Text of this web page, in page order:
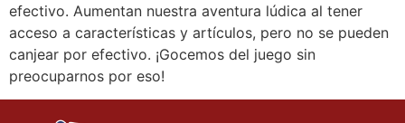
efectivo. Aumentan nuestra aventura lúdica al tener
acceso a características y artículos, pero no se pueden
canjear por efectivo. ¡Gocemos del juego sin
preocuparnos por eso!